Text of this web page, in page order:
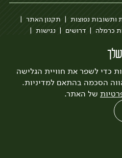
כדי לשפר את חוויית הגלישה
הסכמה בהתאם למדיניות.
של האתר.
ותשובות נפוצות
תקנון האתר
כרמלה דרושים
נגישות
מדיניות פרטיות
עיצוב:3bears פיתוח:Quatro